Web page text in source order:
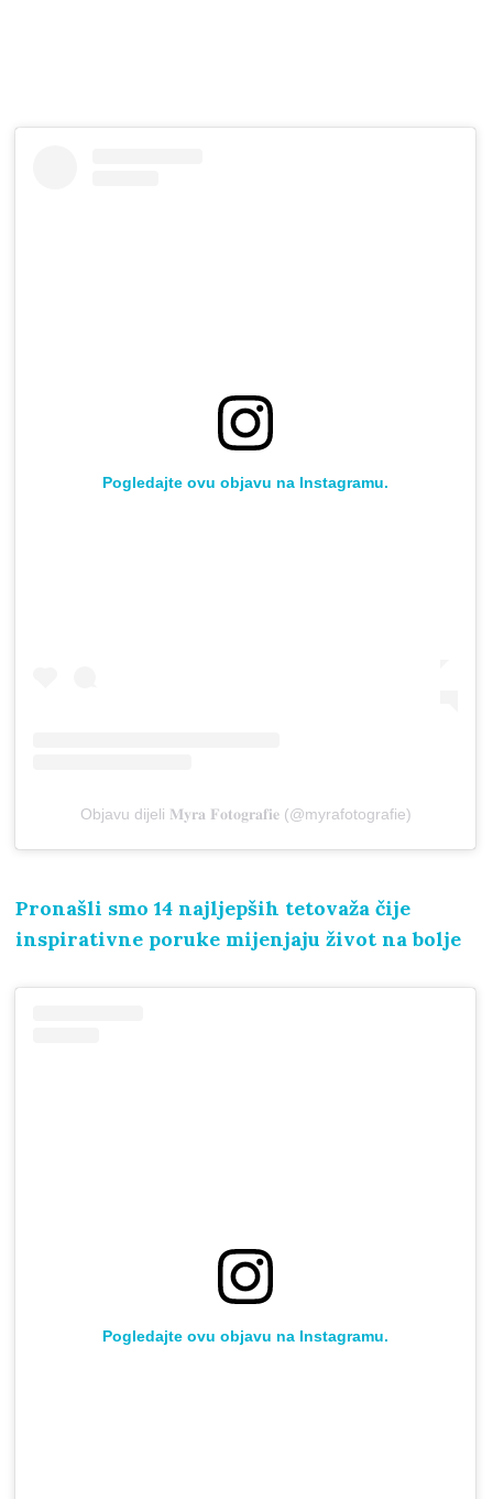
Pogledajte ovu objavu na Instagramu.
Objavu dijeli 𝐌𝐲𝐫𝐚 𝐅𝐨𝐭𝐨𝐠𝐫𝐚𝐟𝐢𝐞 (@myrafotografie)
Pronašli smo 14 najljepših tetovaža čije
inspirativne poruke mijenjaju život na bolje
Pogledajte ovu objavu na Instagramu.